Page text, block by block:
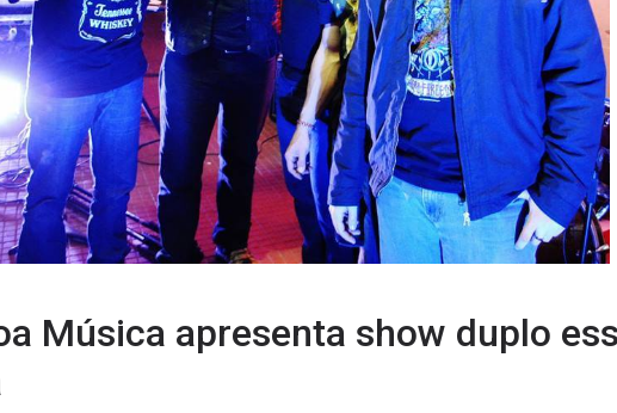
Música apresenta show duplo